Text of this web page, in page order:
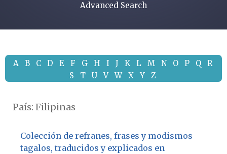
Advanced Search
A B C D E F G H I J K L M N O P Q
R
S
T U V W X Y Z
País: Filipinas
Colección de refranes, frases y modismos
tagalos, traducidos y explicados en